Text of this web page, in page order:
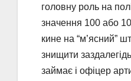
головну роль на
значення 100 або
кине на “м’ясний”
знищити
займає і офіцер